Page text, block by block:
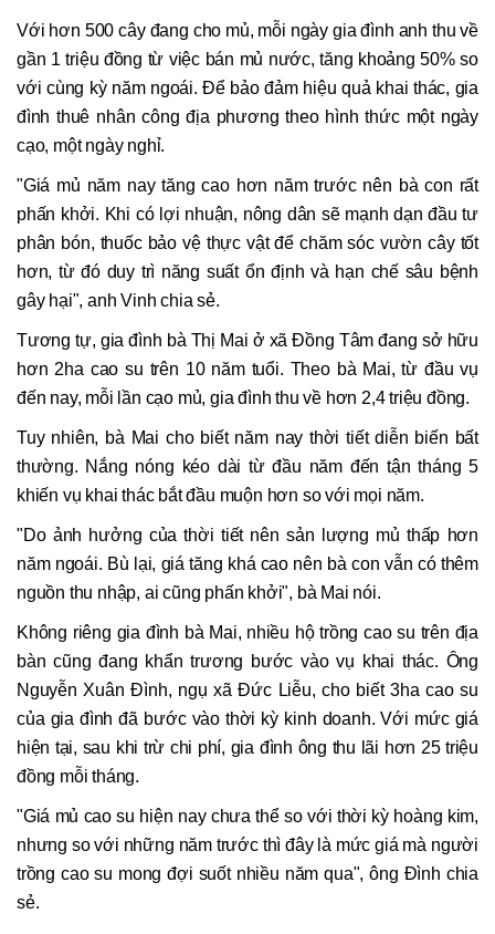
Với hơn 500 cây đang cho mủ, mỗi ngày gia đình anh thu về
gần 1 triệu đồng từ việc bán mủ nước, tăng khoảng 50% so
với cùng kỳ năm ngoái. Để bảo đảm hiệu quả khai thác, gia
đình thuê nhân công địa phương theo hình thức một ngày
cạo, một ngày nghỉ.
"Giá mủ năm nay tăng cao hơn năm trước nên bà con rất
phấn khởi. Khi có lợi nhuận, nông dân sẽ mạnh dạn đầu tư
phân bón, thuốc bảo vệ thực vật để chăm sóc vườn cây tốt
hơn, từ đó duy trì năng suất ổn định và hạn chế sâu bệnh
gây hại", anh Vinh chia sẻ.
Tương tự, gia đình bà Thị Mai ở xã Đồng Tâm đang sở hữu
hơn 2ha cao su trên 10 năm tuổi. Theo bà Mai, từ đầu vụ
đến nay, mỗi lần cạo mủ, gia đình thu về hơn 2,4 triệu đồng.
Tuy nhiên, bà Mai cho biết năm nay thời tiết diễn biến bất
thường. Nắng nóng kéo dài từ đầu năm đến tận tháng 5
khiến vụ khai thác bắt đầu muộn hơn so với mọi năm.
"Do ảnh hưởng của thời tiết nên sản lượng mủ thấp hơn
năm ngoái. Bù lại, giá tăng khá cao nên bà con vẫn có thêm
nguồn thu nhập, ai cũng phấn khởi", bà Mai nói.
Không riêng gia đình bà Mai, nhiều hộ trồng cao su trên địa
bàn cũng đang khẩn trương bước vào vụ khai thác. Ông
Nguyễn Xuân Đình, ngụ xã Đức Liễu, cho biết 3ha cao su
của gia đình đã bước vào thời kỳ kinh doanh. Với mức giá
hiện tại, sau khi trừ chi phí, gia đình ông thu lãi hơn 25 triệu
đồng mỗi tháng.
"Giá mủ cao su hiện nay chưa thể so với thời kỳ hoàng kim,
nhưng so với những năm trước thì đây là mức giá mà người
trồng cao su mong đợi suốt nhiều năm qua", ông Đình chia
sẻ.